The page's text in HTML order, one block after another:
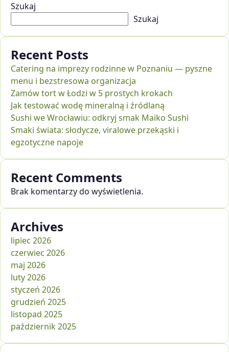
Szukaj
Szukaj
Recent Posts
Catering na imprezy rodzinne w Poznaniu — pyszne
menu i bezstresowa organizacja
Zamów tort w Łodzi w 5 prostych krokach
Jak testować wodę mineralną i źródlaną
Sushi we Wrocławiu: odkryj smak Maiko Sushi
Smaki świata: słodycze, viralowe przekąski i
egzotyczne napoje
Recent Comments
Brak komentarzy do wyświetlenia.
Archives
lipiec 2026
czerwiec 2026
maj 2026
luty 2026
styczeń 2026
grudzień 2025
listopad 2025
październik 2025